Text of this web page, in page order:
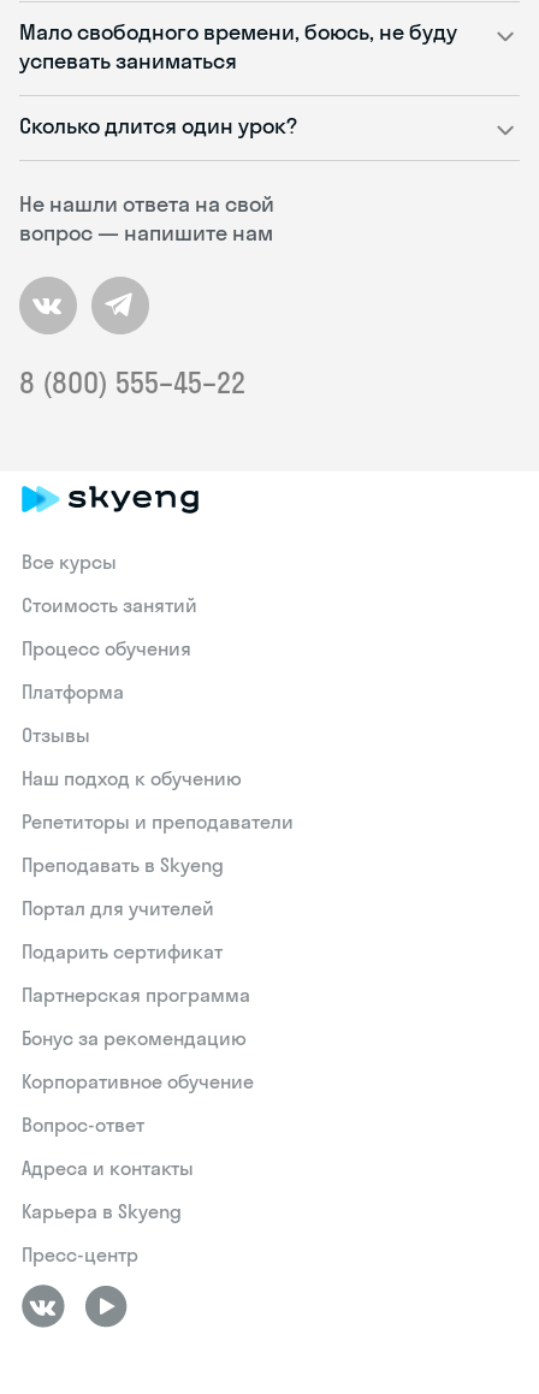
Не нашли ответа на свой
вопрос — напишите нам
8 (800) 555–45–22
Мало свободного времени, боюсь, не буду
успевать заниматься
Сколько длится один урок?
Все курсы
Стоимость занятий
Процесс обучения
Платформа
Отзывы
Наш подход к обучению
Репетиторы и преподаватели
Преподавать в Skyeng
Портал для учителей
Подарить сертификат
Партнерская программа
Бонус за рекомендацию
Корпоративное обучение
Вопрос-ответ
Адреса и контакты
Карьера в Skyeng
Пресс-центр